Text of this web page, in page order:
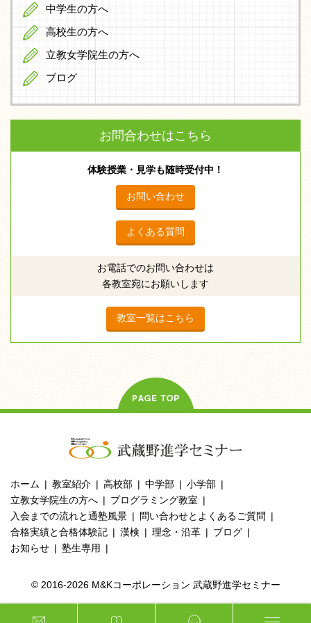
中学生の方へ
高校生の方へ
立教女学院生の方へ
ブログ
お問合わせはこちら
体験授業・見学も随時受付中！
お問い合わせ
よくある質問
お電話でのお問い合わせは
各教室宛にお願いします
教室一覧はこちら
ホーム 教室紹介 高校部 中学部
小学部
立教女学院生の方へ
プログラミング教室
入会までの流れと通塾風景
問い合わせとよくあるご質問
合格実績と合格体験記
漢検 理念・沿革
ブログ
お知らせ
塾生専用
© 2016-2026 M&Kコーポレーション 武蔵野進学セミナー